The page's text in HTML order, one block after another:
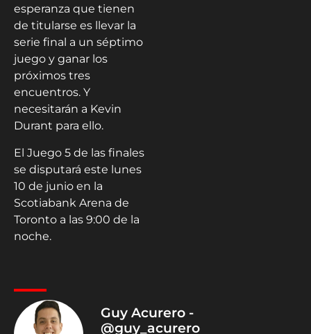
esperanza que tienen
de titularse es llevar la
serie final a un séptimo
juego y ganar los
próximos tres
encuentros. Y
necesitarán a Kevin
Durant para ello.
El Juego 5 de las finales
se disputará este lunes
10 de junio en la
Scotiabank Arena de
Toronto a las 9:00 de la
noche.
Guy Acurero -
@guy_acurero